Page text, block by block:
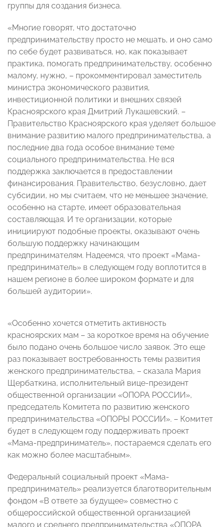
группы для создания бизнеса.
«Многие говорят, что достаточно
предпринимательству просто не мешать, и оно само
по себе будет развиваться, но, как показывает
практика, помогать предпринимательству, особенно
малому, нужно, – прокомментировал заместитель
министра экономического развития,
инвестиционной политики и внешних связей
Красноярского края Дмитрий Лукашевский. –
Правительство Красноярского края уделяет большое
внимание развитию малого предпринимательства, а
последние два года особое внимание теме
социального предпринимательства. Не вся
поддержка заключается в предоставлении
финансирования. Правительство, безусловно, дает
субсидии, но мы считаем, что не меньшее значение,
особенно на старте, имеет образовательная
составляющая. И те организации, которые
инициируют подобные проекты, оказывают очень
большую поддержку начинающим
предпринимателям. Надеемся, что проект «Мама-
предприниматель» в следующем году воплотится в
нашем регионе в более широком формате и для
большей аудитории».
«Особенно хочется отметить активность
красноярских мам – за короткое время на обучение
было подано очень большое число заявок. Это еще
раз показывает востребованность темы развития
женского предпринимательства, – сказала Мария
Щербаткина, исполнительный вице-президент
общественной организации «ОПОРА РОССИИ»,
председатель Комитета по развитию женского
предпринимательства «ОПОРЫ РОССИИ». – Комитет
будет в следующем году поддерживать проект
«Мама-предприниматель», постараемся сделать его
как можно более масштабным».
Федеральный социальный проект «Мама-
предприниматель» реализуется благотворительным
фондом «В ответе за будущее» совместно с
общероссийской общественной организацией
малого и среднего предпринимательства «ОПОРА